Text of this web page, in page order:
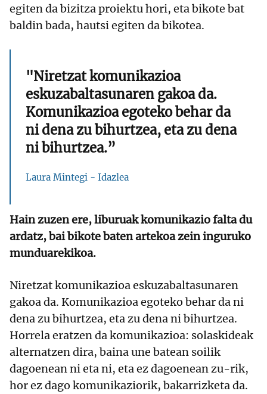
egiten da bizitza proiektu hori, eta bikote bat
baldin bada, hautsi egiten da bikotea.
"Niretzat komunikazioa
eskuzabaltasunaren gakoa da.
Komunikazioa egoteko behar da
ni dena zu bihurtzea, eta zu dena
ni bihurtzea.”
Laura Mintegi - Idazlea
Hain zuzen ere, liburuak komunikazio falta du
ardatz, bai bikote baten artekoa zein inguruko
munduarekikoa.
Niretzat komunikazioa eskuzabaltasunaren
gakoa da. Komunikazioa egoteko behar da ni
dena zu bihurtzea, eta zu dena ni bihurtzea.
Horrela eratzen da komunikazioa: solaskideak
alternatzen dira, baina une batean soilik
dagoenean ni eta ni, eta ez dagoenean zu-rik,
hor ez dago komunikaziorik, bakarrizketa da.